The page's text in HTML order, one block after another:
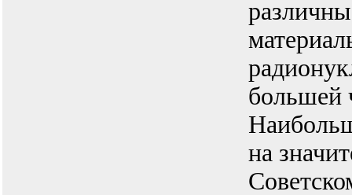
большей
на